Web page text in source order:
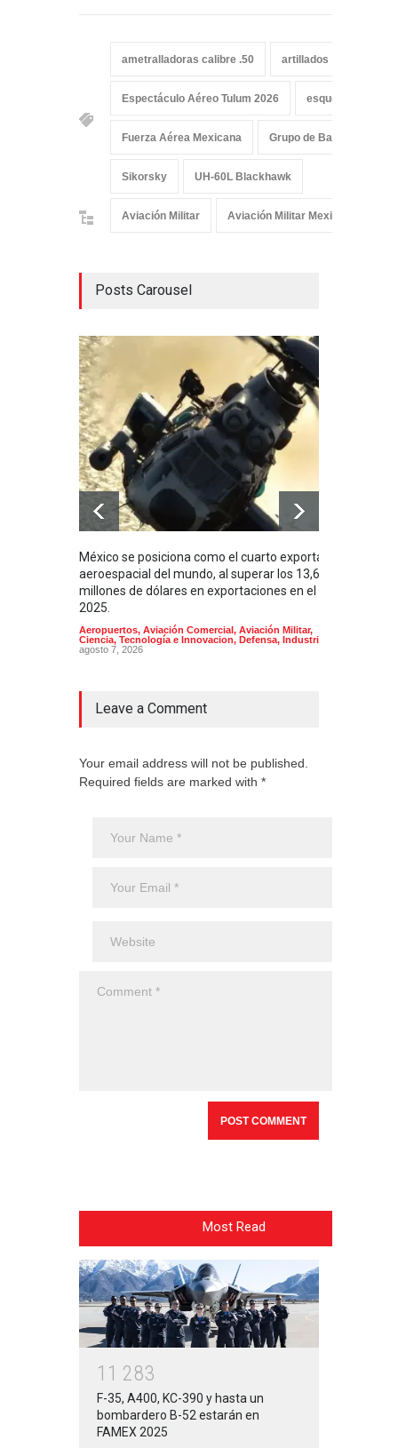
ametralladoras calibre .50 artillados
Espectáculo Aéreo Tulum 2026 esquema de
Fuerza Aérea Mexicana Grupo de Base Aérea 12
Sikorsky UH-60L Blackhawk
Aviación Militar Aviación Militar Mexicana
Posts Carousel
México se posiciona como el cuarto exportador
aeroespacial del mundo, al superar los 13,600
millones de dólares en exportaciones en el
2025.
Aeropuertos, Aviación Comercial, Aviación Militar,
Ciencia, Tecnología e Innovacion, Defensa, Industria
agosto 7, 2026
Leave a Comment
Your email address will not be published.
Required fields are marked with *
Most Read
1 1 283
F-35, A400, KC-390 y hasta un
bombardero B-52 estarán en
FAMEX 2025